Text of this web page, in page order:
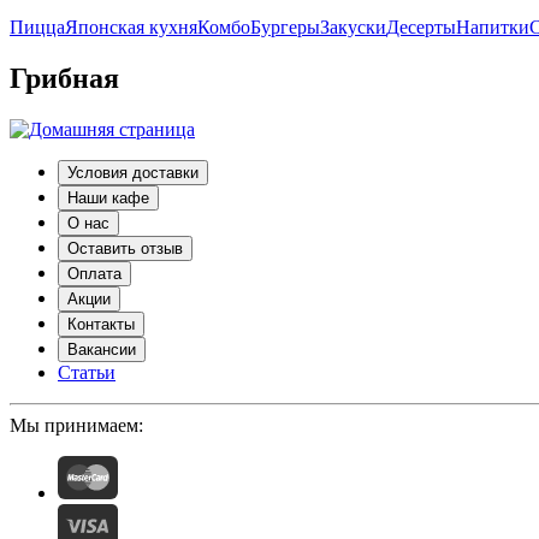
ПиццаЯпонская кухняКомбоБургерыЗакускиДесертыНапитки
Грибная
Условия доставки
Наши кафе
О нас
Оставить отзыв
Оплата
Акции
Контакты
Вакансии
Статьи
Мы принимаем: